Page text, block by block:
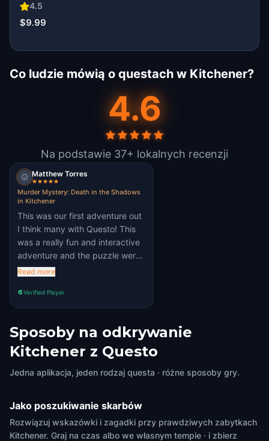
4.5
$9.99
Co ludzie mówią o questach w Kitchener?
4.6
Na podstawie 37+ lokalnych recenzji
Matthew Torres
Murder Mystery: Death in the Shadows
in Kitchener
This was our first adventure out
I think many with Questo! This
was a really fun and interactive
adventure and the puzzle were
quite challenging and enjoyable!
Read more
Verified Player
Sposoby na odkrywanie
Kitchener z Questo
Jedna aplikacja, jeden rodzaj questa · różne sposoby gry.
Jako poszukiwanie skarbów
Rozwiązuj wskazówki i zagadki przy prawdziwych zabytkach
Kitchener. Graj na czas albo we własnym tempie · i zbierz